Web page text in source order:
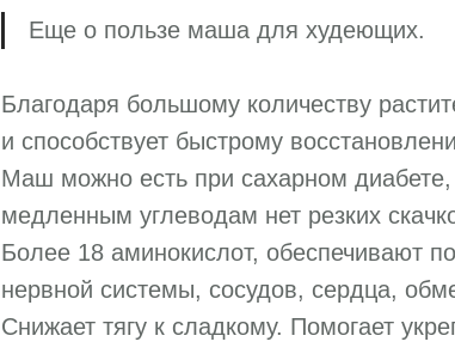
Еще о пользе маша для худеющих.
Благодаря большому количеству
и способствует быстрому
Маш можно есть при сахарном
медленным углеводам нет резких
Более 18 аминокислот, обеспечивают
нервной системы, сосудов, сердца,
Снижает тягу к сладкому. Помогает